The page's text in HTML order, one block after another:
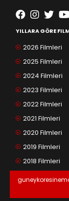
YILLARA GÖRE
2026 Filmleri
2025 Filmleri
2024 Filmleri
2023 Filmleri
2022 Filmleri
2021 Filmleri
2020 Filmleri
2019 Filmleri
2018 Filmleri